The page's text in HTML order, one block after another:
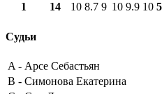
1
14 10 8.7 9 10 9.9 10
Судьи
A - Арсе Себастьян
B - Симонова Екатерина